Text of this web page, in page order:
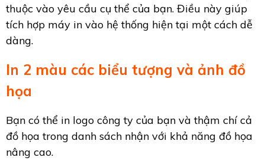
thuộc vào yêu cầu cụ thể của bạn. Điều này giúp
tích hợp máy in vào hệ thống hiện tại một cách dễ
dàng.
In 2 màu các biểu tượng và ảnh đồ
họa
Bạn có thể in logo công ty của bạn và thậm chí cả
đồ họa trong danh sách nhận với khả năng đồ họa
nâng cao.